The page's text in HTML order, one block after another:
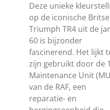
Deze unieke
op de iconische Britse
Triumph TR4 uit de
60 is bijzonder
fascinerend. Het lijkt
zijn gebruikt door de
Maintenance Unit
van de RAF, een
reparatie- en